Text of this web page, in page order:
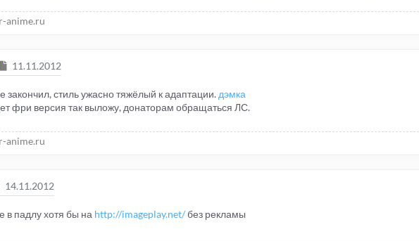
anime.ru
Сообщение
11.11.2012
закончил, стиль ужасно тяжёлый к адаптации. дэмка
фри версия так выложу, донаторам обращаться ЛС.
anime.ru
Сообщение
14.11.2012
в падлу хотя бы на http://imageplay.net/без рекламы